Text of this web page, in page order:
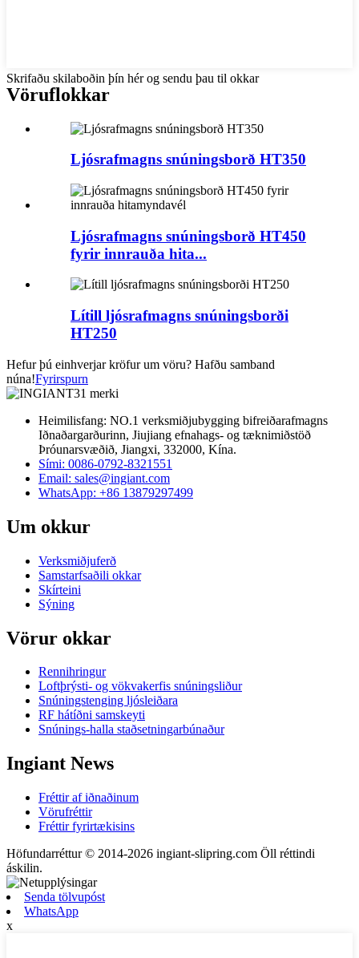
Skrifaðu skilaboðin þín hér og sendu þau til okkar
Vöruflokkar
Ljósrafmagns snúningsborð HT350
Ljósrafmagns snúningsborð HT450
fyrir innrauða hita...
Lítill ljósrafmagns snúningsborði
HT250
Hefur þú einhverjar kröfur um vöru? Hafðu samband
núna!Fyrirspurn
Heimilisfang: NO.1 verksmiðjubygging bifreiðarafmagns
Iðnaðargarðurinn, Jiujiang efnahags- og tæknimiðstöð
Þróunarsvæðið, Jiangxi, 332000, Kína.
Sími: 0086-0792-8321551
Email: sales@ingiant.com
WhatsApp: +86 13879297499
Um okkur
Verksmiðjuferð
Samstarfsaðili okkar
Skírteini
Sýning
Vörur okkar
Rennihringur
Loftþrýsti- og vökvakerfis snúningsliður
Snúningstenging ljósleiðara
RF hátíðni samskeyti
Snúnings-halla staðsetningarbúnaður
Ingiant News
Fréttir af iðnaðinum
Vörufréttir
Fréttir fyrirtækisins
Höfundarréttur © 2014-2026 ingiant-slipring.com Öll réttindi
áskilin.
Senda tölvupóst
WhatsApp
x